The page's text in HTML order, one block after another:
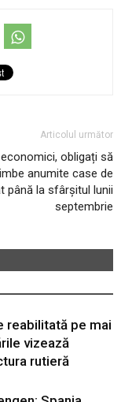
Articolul următor
obligați să
anumite case de
până la sfârșitul lunii
septembrie
reabilitată pe mai
vizează
rutieră